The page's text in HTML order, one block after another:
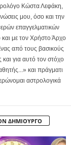
Κώστα Λεφάκη,
μου, όσο και την
επαγγελματικών
με τον Χρήστο Άρχο
από τους βασικούς
για αυτό τον στόχο
και πράγματι
αστρολογικά
ΔΗΜΙΟΥΡΓΟ